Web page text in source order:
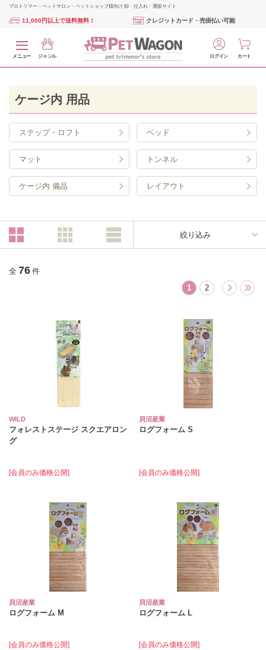
プロトリマー・ペットサロン・ペットショップ様向け 卸・仕入れ・通販サイト
11,000円以上で送料無料！ クレジットカード・売掛払い可能
メニュー ジャンル ログイン カート
ケージ内 用品
ステップ・ロフト ベッド
マット トンネル
ケージ内 備品 レイアウト
絞り込み
全 76 件
1
2
WILD
フォレストステージ スクエアロン
グ
[会員のみ価格公開]
貝沼産業
ログフォーム S
[会員のみ価格公開]
貝沼産業
ログフォーム M
[会員のみ価格公開]
貝沼産業
ログフォーム L
[会員のみ価格公開]